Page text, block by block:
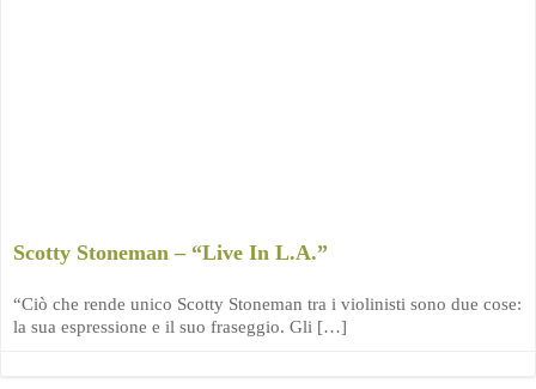
Scotty Stoneman – “Live In L.A.”
“Ciò che rende unico Scotty Stoneman tra i violinisti sono due cose:
la sua espressione e il suo fraseggio. Gli […]